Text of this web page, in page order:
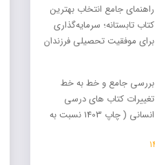
راهنمای جامع انتخاب بهترین
کتاب تابستانه؛ سرمایه‌گذاری
برای موفقیت تحصیلی فرزندان
بررسی جامع و خط‌ به‌ خط
تغییرات کتاب های درسی
انسانی ( چاپ 1403 نسبت به